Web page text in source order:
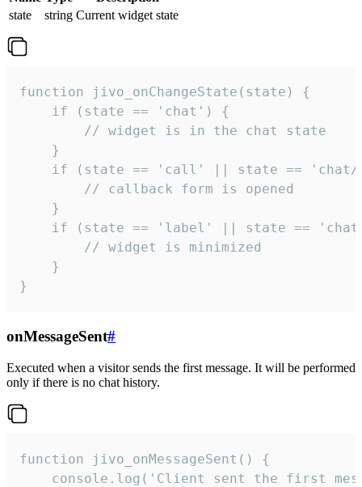
state
string Current widget state
function jivo_onChangeState(state) {
    if (state == 'chat') {
        // widget is in the chat state
    }
if (state == 'call' || state ==
        // callback form is opened
    }
if (state == 'label' || state ==
        // widget is minimized
    }
}
onMessageSent#
Executed when a visitor sends the first message. It will be performed
only if there is no chat history.
function jivo_onMessageSent() {
console.log('Client sent the first